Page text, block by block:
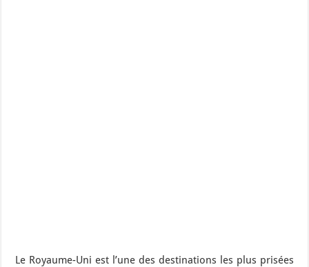
Le Royaume-Uni est l’une des destinations les plus prisées